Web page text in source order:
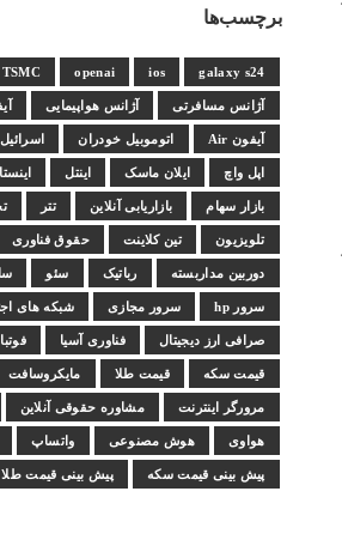
برچسب‌ها
galaxy s24
ios
openai
TSMC
آژانس مسافرتی آژانس هواپیمایی
آیفون Air اتوموبیل خودران
اپل واچ ایلان ماسک اینتل
بازار سهام بازاریابی آنلاین تتر
تلویزیون تین کلاینت حقوق فناوری
دوربین مداربسته رباتیک سئو
سرور hp سرور مجازی شبکه های
صرافی ارز دیجیتال فناوری آسیا
قیمت سکه قیمت طلا مایکروسافت
مرورگر اینترنت مشاوره حقوقی آنلاین
هواوی هوش مصنوعی واتساپ
پیش بینی قیمت سکه پیش بینی قیمت طلا